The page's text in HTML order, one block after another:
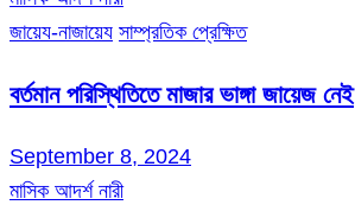
জায়েয-নাজায়েয সাম্প্রতিক প্রেক্ষিত
বর্তমান পরিস্থিতিতে মাজার ভাঙ্গা জায়েজ নেই
September 8, 2024
মাসিক আদর্শ নারী